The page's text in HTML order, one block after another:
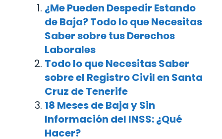
¿Me Pueden Despedir Estando
de Baja? Todo lo que Necesitas
Saber sobre tus Derechos
Laborales
Todo lo que Necesitas Saber
sobre el Registro Civil en Santa
Cruz de Tenerife
18 Meses de Baja y Sin
Información del INSS: ¿Qué
Hacer?